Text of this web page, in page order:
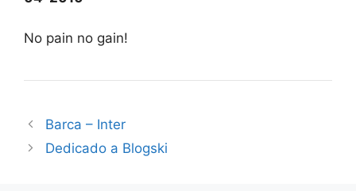
No pain no gain!
Barca – Inter
Dedicado a Blogski